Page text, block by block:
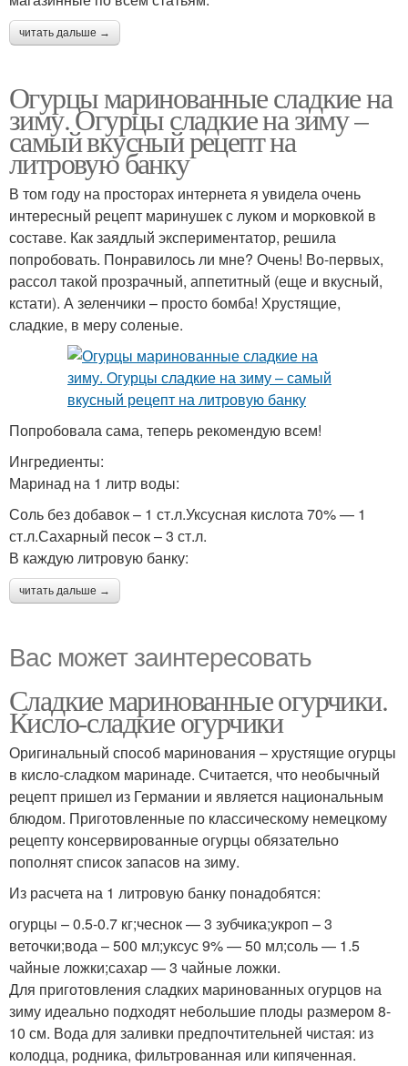
читать дальше →
Огурцы маринованные сладкие на
зиму. Огурцы сладкие на зиму –
самый вкусный рецепт на
литровую банку
В том году на просторах интернета я увидела очень
интересный рецепт маринушек с луком и морковкой в
составе. Как заядлый экспериментатор, решила
попробовать. Понравилось ли мне? Очень! Во-первых,
рассол такой прозрачный, аппетитный (еще и вкусный,
кстати). А зеленчики – просто бомба! Хрустящие,
сладкие, в меру соленые.
Попробовала сама, теперь рекомендую всем!
Ингредиенты:
Маринад на 1 литр воды:
Соль без добавок – 1 ст.л.Уксусная кислота 70% — 1
ст.л.Сахарный песок – 3 ст.л.
В каждую литровую банку:
читать дальше →
Вас может заинтересовать
Сладкие маринованные огурчики.
Кисло-сладкие огурчики
Оригинальный способ маринования – хрустящие огурцы
в кисло-сладком маринаде. Считается, что необычный
рецепт пришел из Германии и является национальным
блюдом. Приготовленные по классическому немецкому
рецепту консервированные огурцы обязательно
пополнят список запасов на зиму.
Из расчета на 1 литровую банку понадобятся:
огурцы – 0.5-0.7 кг;чеснок — 3 зубчика;укроп – 3
веточки;вода – 500 мл;уксус 9% — 50 мл;соль — 1.5
чайные ложки;сахар — 3 чайные ложки.
Для приготовления сладких маринованных огурцов на
зиму идеально подходят небольшие плоды размером 8-
10 см. Вода для заливки предпочтительней чистая: из
колодца, родника, фильтрованная или кипяченная.